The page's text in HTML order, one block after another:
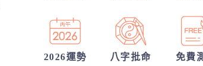
賦可能用過頭了 #shorts
越拼命反而越內耗？紫微這8
顆星，常燒光自己
05:36
我們緣分已盡了嗎？
你們的命盤合嗎？適合當夫妻？
2026運勢 八字批命 免費